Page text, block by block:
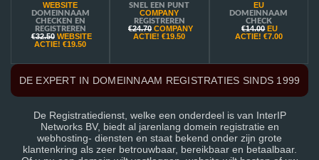
WEBSITE
DOMEINNAAM
CHECKEN EN
REGISTREREN
€32.50 WEBSITE
ACTIE! €19.50
SNEL EEN PUNT
COMPANY
REGISTREREN
€24.70 COMPANY
ACTIE! €19.50
EU
DOMEINNAAM
CHECK
€14.00 EU
ACTIE! €7.00
DE EXPERT IN DOMEINNAAM REGISTRATIES SINDS 1999
De Registratiedienst, welke een onderdeel is van InterIP
Networks BV, biedt al jarenlang domein registratie en
webhosting- diensten en staat bekend onder zijn grote
klantenkring als zeer betrouwbaar, bereikbaar en betaalbaar.